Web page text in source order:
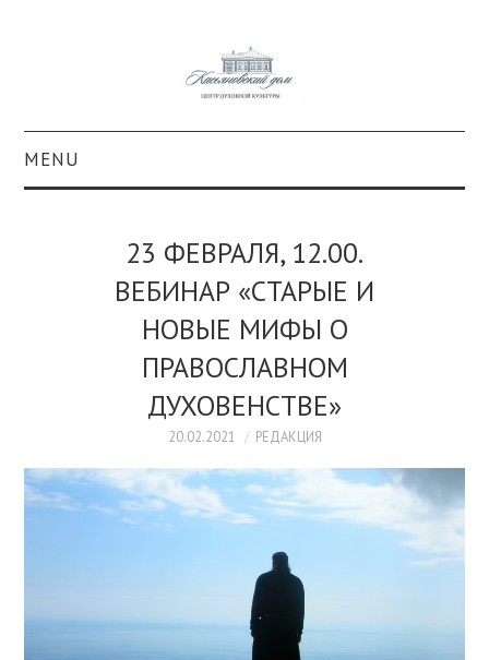
MENU
КОЛЛЕКЦИИ
ОБРАЗОВАНИЕ
ПРОСВЕЩЕНИЕ
23 ФЕВРАЛЯ, 12.00.
ВЕБИНАР «СТАРЫЕ И
НОВЫЕ МИФЫ О
ПРАВОСЛАВНОМ
ДУХОВЕНСТВЕ»
20.02.2021 РЕДАКЦИЯ